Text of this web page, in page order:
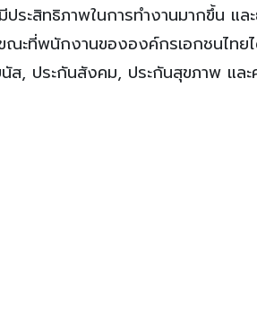
ะสิทธิภาพในการทำงานมากขึ้น แล
ะที่พนักงานขององค์กรเอกชนไทย
, ประกันสังคม, ประกันสุขภาพ และ